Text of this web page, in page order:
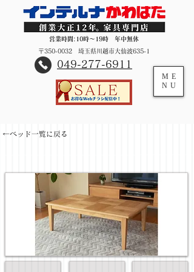
営業時間:10時～19時 年中無休
〒350-0032 埼玉県川越市大仙波635-1
​049-277-6911
ME
NU
←ベッド一覧に戻る